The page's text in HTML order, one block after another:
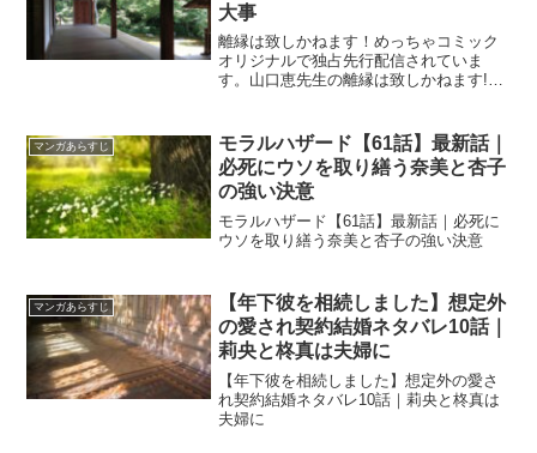
大事
離縁は致しかねます！めっちゃコミック
オリジナルで独占先行配信されていま
す。山口恵先生の離縁は致しかねます!ネ
マンガあらすじ
モラルハザード【61話】最新話｜
必死にウソを取り繕う奈美と杏子
の強い決意
モラルハザード【61話】最新話｜必死に
ウソを取り繕う奈美と杏子の強い決意
マンガあらすじ
【年下彼を相続しました】想定外
の愛され契約結婚ネタバレ10話｜
莉央と柊真は夫婦に
【年下彼を相続しました】想定外の愛さ
れ契約結婚ネタバレ10話｜莉央と柊真は
夫婦に